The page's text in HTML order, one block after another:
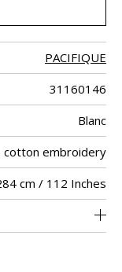
PACIFIQUE
31160146
Blanc
cotton embroidery
cm / 112 Inches
<1%
Raccord droit
De haut
130
aw - 0.15
Inde
48 cm / 19 Inches
71 cm / 28 Inches